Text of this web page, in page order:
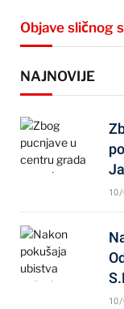
Objave sličnog
NAJNOVIJE